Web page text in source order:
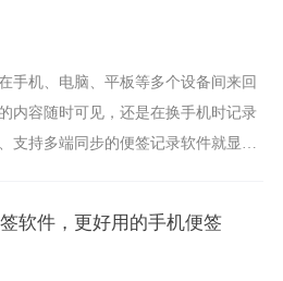
手机、电脑、平板等多个设备间来回
内容随时可见，还是在换手机时记录
支持多端同步的便签记录软件就显得
软件，更好用的手机便签